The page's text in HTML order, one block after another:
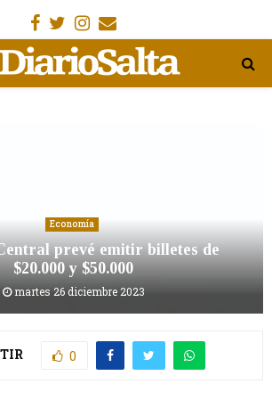
Facebook
Gorjeo
Instagram
Email
Economía
prevé emitir billetes de
$20.000 y $50.000
martes 26 diciembre 2023
0